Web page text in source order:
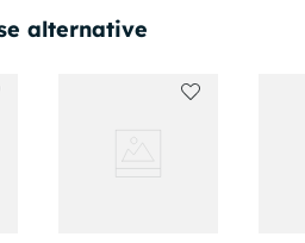
alternative